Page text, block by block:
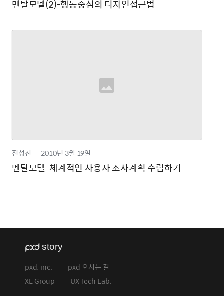
멘탈모델(2)-행동중심의 디자인접근법
멘탈모델-체계적인 사용자 조사계획 수립하기
전성진 ―2010년 3월 19일
pxd, inc.
pxd 오시는 길
XE Group
UX Tech Lab.